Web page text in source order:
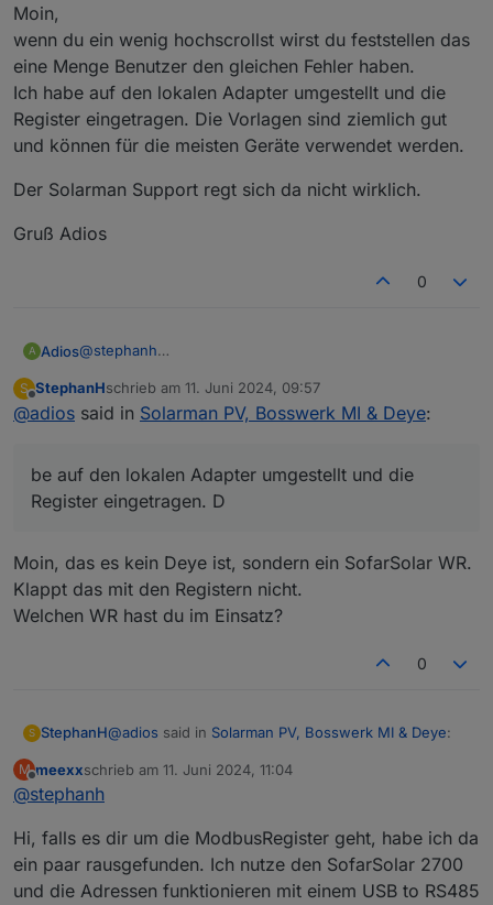
Moin,
wenn du ein wenig hochscrollst wirst du feststellen das
eine Menge Benutzer den gleichen Fehler haben.
Ich habe auf den lokalen Adapter umgestellt und die
Register eingetragen. Die Vorlagen sind ziemlich gut
und können für die meisten Geräte verwendet werden.
Der Solarman Support regt sich da nicht wirklich.
Gruß Adios
0
A Adios@stephanh
wenn du ein wenig hochscrollst wirst du feststellen das
eine Menge Benutzer den gleichen Fehler haben.
können für die meisten Geräte verwendet werden.
Der Solarman Support regt sich da nicht wirklich.
S
Offline
StephanHschrieb am 11. Juni 2024, 09:57
zuletzt editiert von
@adios said in Solarman PV, Bosswerk MI & Deye:
be auf den lokalen Adapter umgestellt und die
Register eingetragen. D
Moin, das es kein Deye ist, sondern ein SofarSolar WR.
Klappt das mit den Registern nicht.
Welchen WR hast du im Einsatz?
0
S StephanH@adios said in Solarman PV, Bosswerk MI & Deye:
Moin, das es kein Deye ist, sondern ein SofarSolar
WR. Klappt das mit den Registern nicht.
Welchen WR hast du im Einsatz?
M
Offline
meexxschrieb am 11. Juni 2024, 11:04
zuletzt editiert von
@stephanh
Hi, falls es dir um die ModbusRegister geht, habe ich da
ein paar rausgefunden. Ich nutze den SofarSolar 2700
und die Adressen funktionieren mit einem USB to RS485